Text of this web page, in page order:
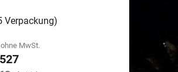
Verpackung)
MwSt.